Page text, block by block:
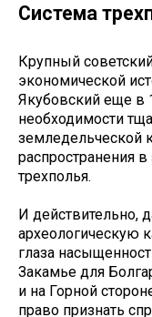
Система
Крупный
экономической
Якубовский еще в
необходимости
земледельческой
распространения
трехполья.
И действительно,
археологическую
глаза
Закамье для
и на Горной
право признать